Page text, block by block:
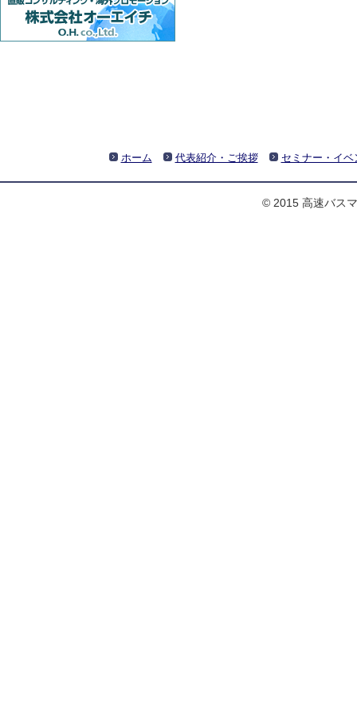
ホーム 代表紹介・ご挨拶 セミナー・イベ
© 2015 高速バス